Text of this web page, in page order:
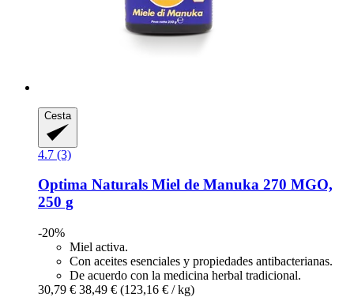
Cesta
4.7 (3)
Optima Naturals Miel de Manuka 270 MGO,
250 g
-20%
Miel activa.
Con aceites esenciales y propiedades antibacterianas.
De acuerdo con la medicina herbal tradicional.
30,79 € 38,49 € (123,16 € / kg)